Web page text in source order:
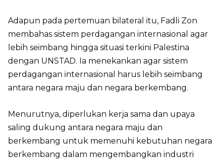
Adapun pada pertemuan bilateral itu, Fadli Zon
membahas sistem perdagangan internasional agar
lebih seimbang hingga situasi terkini Palestina
dengan UNSTAD. Ia menekankan agar sistem
perdagangan internasional harus lebih seimbang
antara negara maju dan negara berkembang.
Menurutnya, diperlukan kerja sama dan upaya
saling dukung antara negara maju dan
berkembang untuk memenuhi kebutuhan negara
berkembang dalam mengembangkan industri